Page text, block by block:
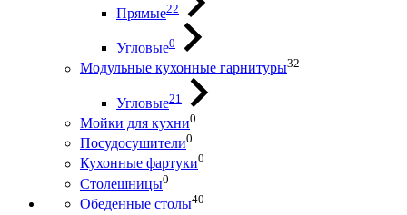
Прямые22
Угловые0
Модульные кухонные гарнитуры32
Угловые21
Мойки для кухни0
Посудосушители0
Кухонные фартуки0
Столешницы0
Обеденные столы40